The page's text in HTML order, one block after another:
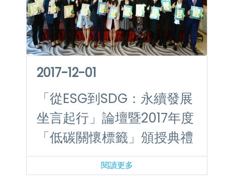
2017-12-01
「從ESG到SDG：永續發展
坐言起行」論壇暨2017年度
「低碳關懷標籤」頒授典禮
閱讀更多